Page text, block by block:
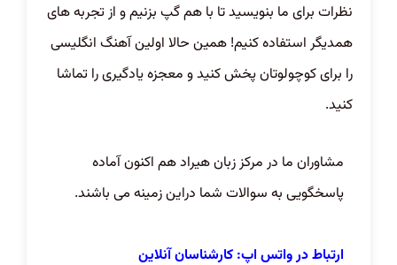
نظرات برای ما بنویسید تا با هم گپ بزنیم و از تجربه های
همدیگر استفاده کنیم! همین حالا اولین آهنگ انگلیسی
را برای کوچولوتان پخش کنید و معجزه یادگیری را تماشا
کنید.
مشاوران ما در مرکز زبان هیراد هم اکنون آماده
پاسخگویی به سوالات شما دراین زمینه می باشند.
ارتباط در واتس اپ: کارشناسان آنلاین